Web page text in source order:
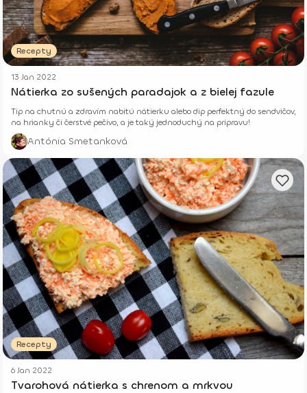
Recepty
13 Jan 2022
Nátierka zo sušených paradajok a z bielej fazule
Tip na chutnú a zdravím nabitú nátierku alebo dip perfektný do sendvičov,
na hrianky či čerstvé pečivo, a je taký jednoduchý na prípravu!
Antónia Smetanková
Recepty
6 Jan 2022
Tvarohová nátierka s chrenom a mrkvou